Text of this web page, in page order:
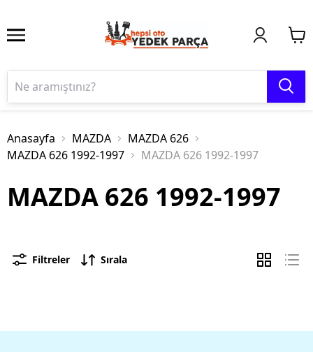
Anasayfa MAZDA
MAZDA 626
MAZDA 626 1992-1997
MAZDA 626 1992-1997
MAZDA 626 1992-1997
Filtreler Sırala